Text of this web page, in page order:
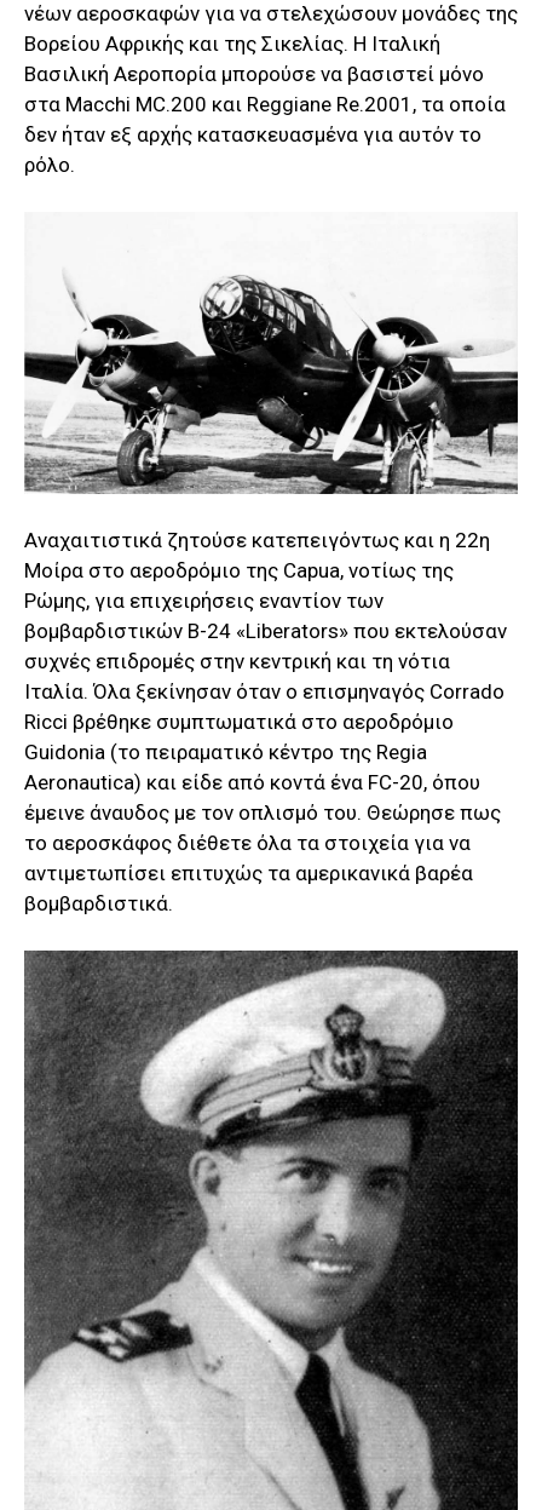
νέων αεροσκαφών για να στελεχώσουν μονάδες της
Βορείου Αφρικής και της Σικελίας. Η Ιταλική
Βασιλική Αεροπορία μπορούσε να βασιστεί μόνο
στα Macchi MC.200 και Reggiane Re.2001, τα οποία
δεν ήταν εξ αρχής κατασκευασμένα για αυτόν το
ρόλο.
Αναχαιτιστικά ζητούσε κατεπειγόντως και η 22η
Μοίρα στο αεροδρόμιο της Capua, νοτίως της
Ρώμης, για επιχειρήσεις εναντίον των
βομβαρδιστικών B-24 «Liberators» που εκτελούσαν
συχνές επιδρομές στην κεντρική και τη νότια
Ιταλία. Όλα ξεκίνησαν όταν ο επισμηναγός Corrado
Ricci βρέθηκε συμπτωματικά στο αεροδρόμιο
Guidonia (το πειραματικό κέντρο της Regia
Aeronautica) και είδε από κοντά ένα FC-20, όπου
έμεινε άναυδος με τον οπλισμό του. Θεώρησε πως
το αεροσκάφος διέθετε όλα τα στοιχεία για να
αντιμετωπίσει επιτυχώς τα αμερικανικά βαρέα
βομβαρδιστικά.